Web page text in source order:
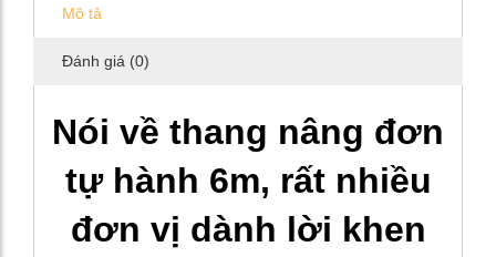
Mô tả
Đánh giá (0)
Nói về thang nâng đơn
tự hành 6m, rất nhiều
đơn vị dành lời khen